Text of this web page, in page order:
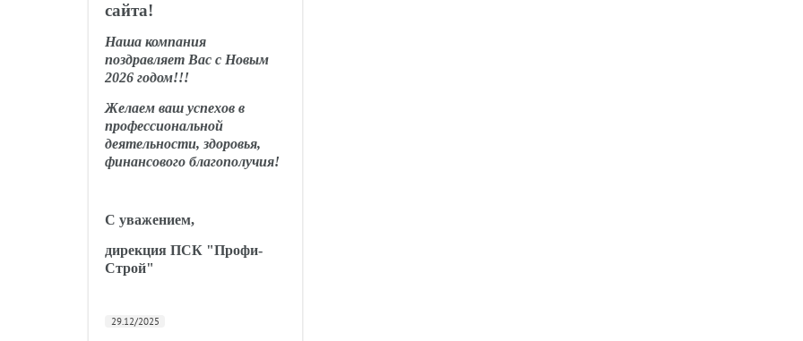
сайта!
Наша компания
поздравляет Вас с Новым
2026 годом!!!
Желаем ваш успехов в
профессиональной
деятельности, здоровья,
финансового благополучия!
С уважением,
дирекция ПСК "Профи-
Строй"
29.12/2025